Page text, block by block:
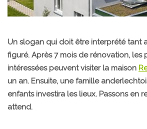
Un slogan qui doit être interprété tant
figuré. Après 7 mois de rénovation, les
intéressées peuvent visiter la maison
un an. Ensuite, une famille
enfants investira les lieux. Passons en
attend.